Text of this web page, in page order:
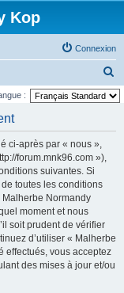
Kop
Connexion
e
:
ci-après par « nous »,
forum.mnk96.com »),
suivantes. Si
toutes les conditions
Malherbe Normandy
moment et nous
soit prudent de vérifier
d’utiliser « Malherbe
effectués, vous acceptez
des mises à jour et/ou